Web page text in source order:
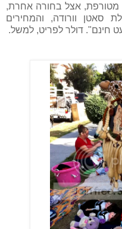
מטורפת, אצל בחורה אחרת,
סאטן וורודה, והמחירים
חינם". דולר לפריט, למשל.